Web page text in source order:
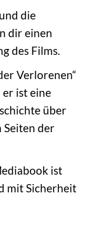
die
dir einen
des Films.
Verlorenen“
er ist eine
über
Seiten der
ist
mit Sicherheit